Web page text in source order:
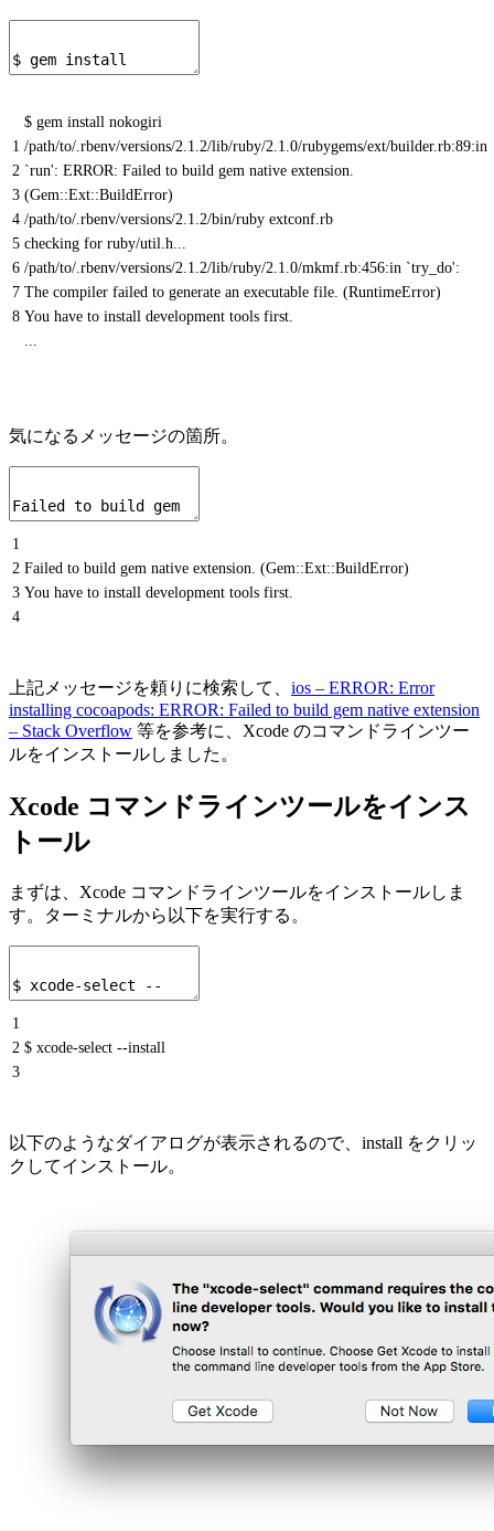
1
2
3
4
5
6
7
8
$ gem install nokogiri
/path/to/.rbenv/versions/2.1.2/lib/ruby/2.1.0/rubygems/ext/builder.rb:89:in
`run': ERROR: Failed to build gem native extension.
(Gem::Ext::BuildError)
/path/to/.rbenv/versions/2.1.2/bin/ruby extconf.rb
checking for ruby/util.h...
/path/to/.rbenv/versions/2.1.2/lib/ruby/2.1.0/mkmf.rb:456:in `try_do':
The compiler failed to generate an executable file. (RuntimeError)
You have to install development tools first.
気になるメッセージの箇所。
1
2
3
4
Failed to build gem native extension. (Gem::Ext::BuildError)
You have to install development tools first.
上記メッセージを頼りに検索して、 ios – ERROR: Error
installing cocoapods: ERROR: Failed to build gem native extension
– Stack Overflow 等を参考に、Xcode のコマンドラインツー
ルをインストールしました。
Xcode コマンドラインツールをインス
トール
まずは、Xcode コマンドラインツールをインストールしま
す。ターミナルから以下を実行する。
1
2
3
$ xcode-select --install
以下のようなダイアログが表示されるので、install をクリッ
クしてインストール。